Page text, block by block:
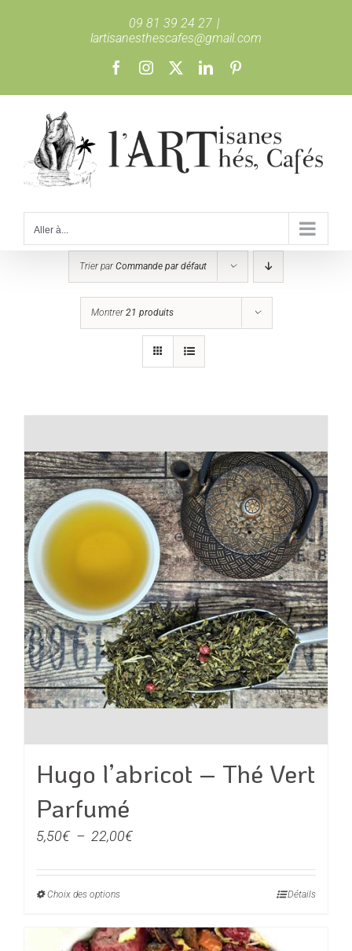
09 81 39 24 27 |
lartisanesthescafes@gmail.com
FacebookInstagram LinkedIn
Aller à...
Trier parCommande par défaut
Montrer21 produits
Hugo l’abricot – Thé Vert
Parfumé
5,50€ – 22,00€Plage
prix :
22,00€
Choix des optionsCe
a
Détails